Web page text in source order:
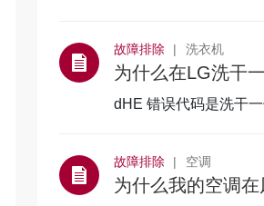
故障排除 洗衣机
dHE 错误代码是洗干
故障排除 空调
为什么我的空调